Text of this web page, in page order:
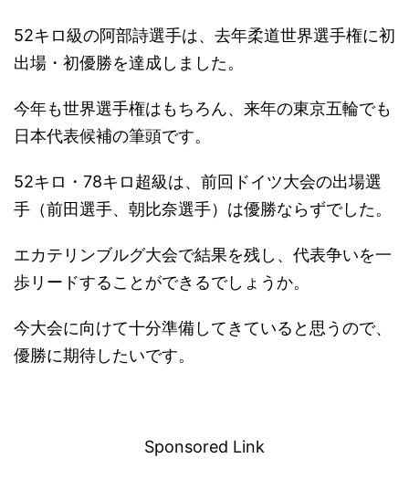
52キロ級の阿部詩選手は、去年柔道世界選手権に初
出場・初優勝を達成しました。
今年も世界選手権はもちろん、来年の東京五輪でも
日本代表候補の筆頭です。
52キロ・78キロ超級は、前回ドイツ大会の出場選
手（前田選手、朝比奈選手）は優勝ならずでした。
エカテリンブルグ大会で結果を残し、代表争いを一
歩リードすることができるでしょうか。
今大会に向けて十分準備してきていると思うので、
優勝に期待したいです。
Sponsored Link